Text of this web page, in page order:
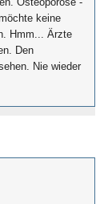
keine
Hmm... Ärzte
Den
Nie wieder